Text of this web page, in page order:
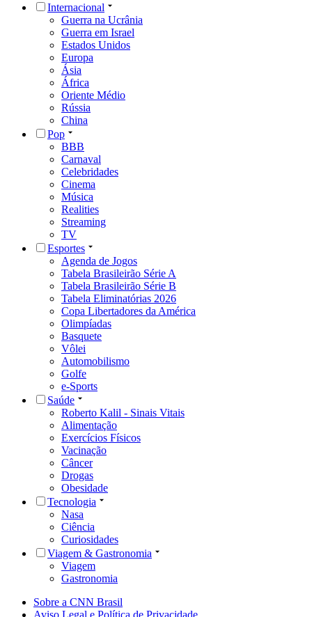
Internacional
Guerra na Ucrânia
Guerra em Israel
Estados Unidos
Europa
Ásia
África
Oriente Médio
Rússia
China
Pop
BBB
Carnaval
Celebridades
Cinema
Música
Realities
Streaming
TV
Esportes
Agenda de Jogos
Tabela Brasileirão Série A
Tabela Brasileirão Série B
Tabela Eliminatórias 2026
Copa Libertadores da América
Olimpíadas
Basquete
Vôlei
Automobilismo
Golfe
e-Sports
Saúde
Roberto Kalil - Sinais Vitais
Alimentação
Exercícios Físicos
Vacinação
Câncer
Drogas
Obesidade
Tecnologia
Nasa
Ciência
Curiosidades
Viagem & Gastronomia
Viagem
Gastronomia
Sobre a CNN Brasil
Aviso Legal e Política de Privacidade